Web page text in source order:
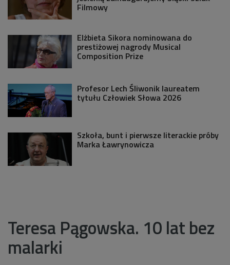
Filmowy
Elżbieta Sikora nominowana do
prestiżowej nagrody Musical
Composition Prize
Profesor Lech Śliwonik laureatem
tytułu Człowiek Słowa 2026
Szkoła, bunt i pierwsze literackie próby
Marka Ławrynowicza
Teresa Pągowska. 10 lat bez
malarki